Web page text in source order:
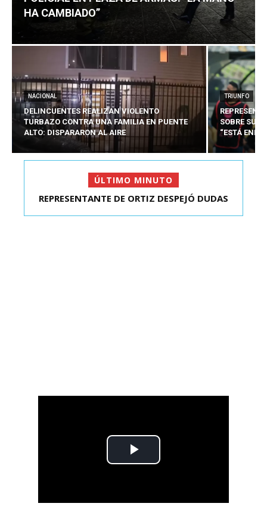
HA CAMBIADO”
NACIONAL
DELINCUENTES REALIZAN VIOLENTO
TURBAZO CONTRA UNA FAMILIA EN PUENTE
ALTO: DISPARARON AL AIRE
TRIUNFO
SOBRE SU
“ESTÁ
ÚLTIMO MINUTO
PRESIDENTE KAST ENCABEZA OPERATIVO